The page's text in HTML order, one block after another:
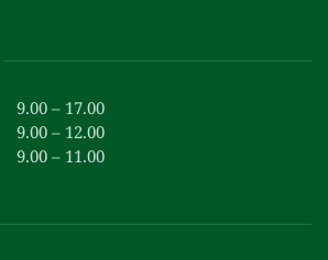
9.00 – 17.00
9.00 – 12.00
9.00 – 11.00